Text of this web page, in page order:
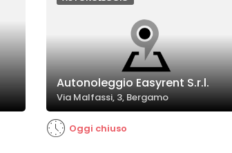
Autonoleggio Easyrent S.r.l.
Via Malfassi, 3, Bergamo
Oggi chiuso